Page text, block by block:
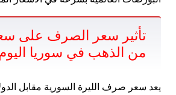
تأثير سعر الصرف على
من الذهب في سوريا
يعد سعر صرف الليرة السورية مقابل